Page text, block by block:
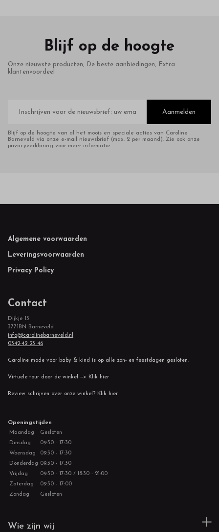
Blijf op de hoogte
Onze nieuwste producten, De beste aanbiedingen, Extra
klantenvoordeel
mailadres
Aanmelden
Blijf op de hoogte van al het moois en speciale acties van Caroline
Barneveld via onze e-mail nieuwsbrief (max. 2 per maand). Zie ook onze
privacyverklaring voor meer informatie.
Footer
Algemene voorwaarden
Leveringsvoorwaarden
Privacy Policy
Contact
Dijkje 13
3771BN Barneveld
info@carolinebarneveld.nl
0342-42 23 46
Caroline mode voor baby & kind is op alle zon- en feestdagen gesloten.
Virtuele tour door de winkel --> Klik hier
Review schrijven over onze winkel? Klik hier
Openingstijden
Maandag
Gesloten
Dinsdag
09:30 - 17:30
Woensdag
09:30 - 17:30
Donderdag 09:30 - 17:30
Vrijdag
09:30 - 17:30 / 18:30 - 21:00
Zaterdag
09:30 - 17:00
Zondag
Gesloten
Wie zijn wij